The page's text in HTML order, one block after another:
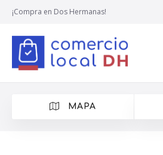
¡Compra en Dos Hermanas!
MAPA